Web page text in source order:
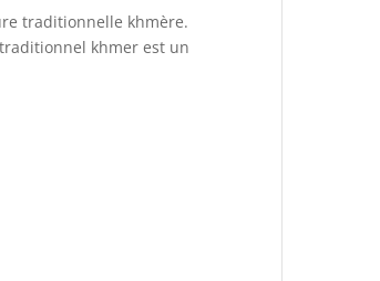
traditionnelle khmère.
khmer est un